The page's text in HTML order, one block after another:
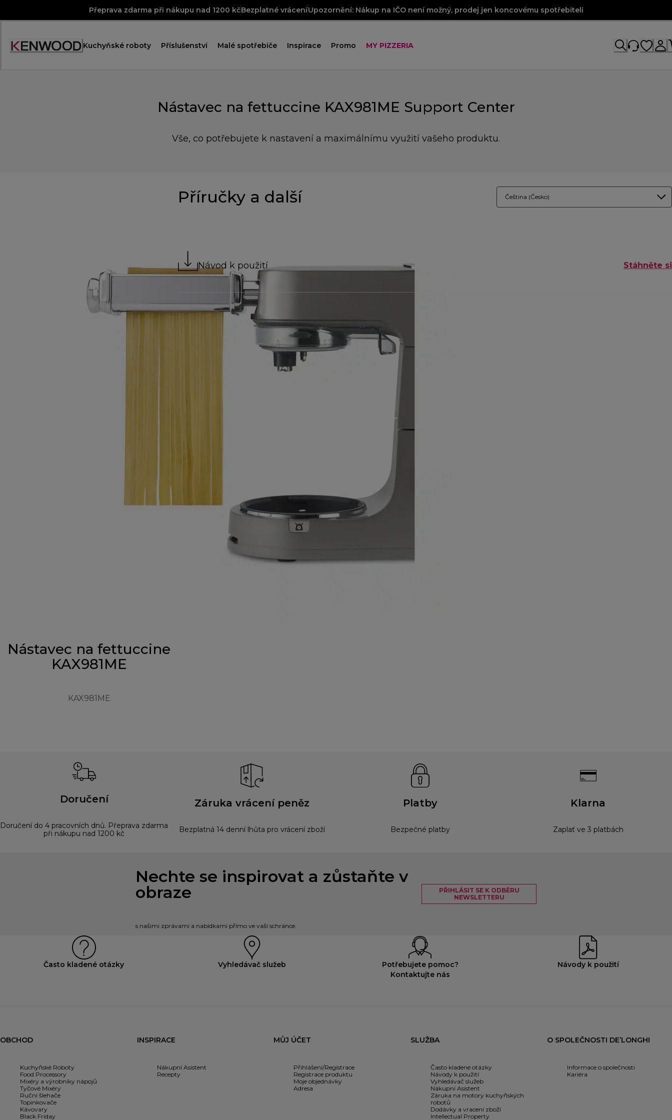
Přeprava zdarma při nákupu nad 1200 kčBezplatné vráceníUpozornění: Nákup na IČO není možný, prodej jen koncovému spotřebiteli
Accessibility
Kuchyňské roboty Příslušenství Malé spotřebiče Inspirace Promo MY PIZZERIA
Nástavec na fettuccine KAX981ME Support Center
Vše, co potřebujete k nastavení a maximálnímu využití vašeho produktu.
Nástavec na fettuccine
KAX981ME
KAX981ME
Příručky a další Čeština (Česko)
Návod k použití Stáhněte si
Doručení
Doručení do 4 pracovních dnů. Přeprava zdarma
při nákupu nad 1200 kč
Záruka vrácení peněz
Bezplatná 14 denní lhůta pro vrácení zboží
Platby
Bezpečné platby
Klarna
Zaplať ve 3 platbách
Nechte se inspirovat a zůstaňte v
obraze
s našimi zprávami a nabídkami přímo ve vaší schránce.
PŘIHLÁSIT SE K ODBĚRU
NEWSLETTERU
Často kladené otázky Vyhledávač služeb
Potřebujete pomoc?
Kontaktujte nás
Návody k použití
OBCHOD
Kuchyňské Roboty
Food Processory
Mixéry a výrobníky nápojů
Tyčové Mixéry
Ruční šlehače
Topinkovače
Kávovary
Black Friday
INSPIRACE
Nákupní Asistent
Recepty
MŮJ ÚČET
Přihlášení/Registrace
Registrace produktu
Moje objednávky
Adresa
SLUŽBA
Často kladené otázky
Návody k použití
Vyhledávač služeb
Nákupní Asistent
Záruka na motory kuchyňských
robotů
Dodávky a vracení zboží
Intellectual Property
O SPOLEČNOSTI DE’LONGHI
Informace o společnosti
Kariéra